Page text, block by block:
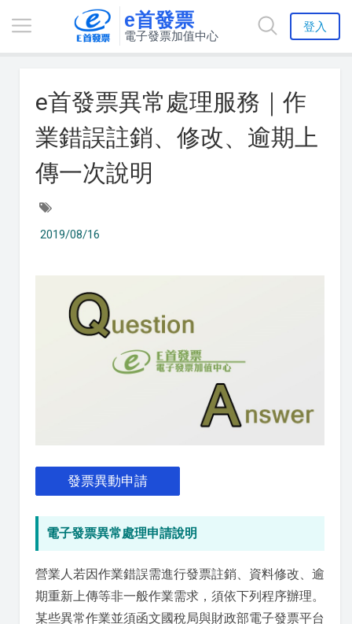
e首發票
電子發票加值中心
登入
e首發票異常處理服務｜作
業錯誤註銷、修改、逾期上
傳一次說明
2019/08/16
發票異動申請
電子發票異常處理申請說明
營業人若因作業錯誤需進行發票註銷、資料修改、逾
期重新上傳等非一般作業需求，須依下列程序辦理。
某些異常作業並須函文國稅局與財政部電子發票平台